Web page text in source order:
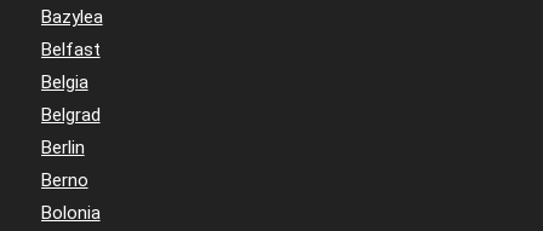
Bazylea
Belfast
Belgia
Belgrad
Berlin
Berno
Bolonia